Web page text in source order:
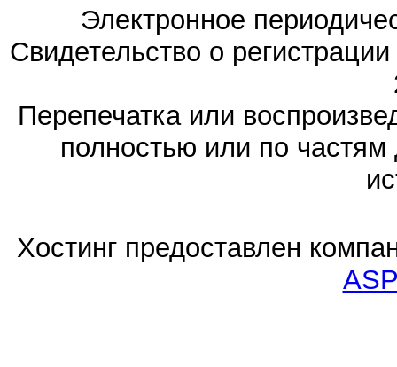
Электронное
Свидетельство о
Перепечатка или
полностью или по частям
Хостинг предоставлен